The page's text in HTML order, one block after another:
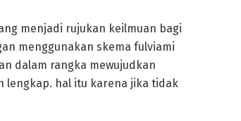
menjadi rujukan keilmuan bagi
menggunakan skema fulviami
dalam rangka mewujudkan
lengkap. hal itu karena jika tidak